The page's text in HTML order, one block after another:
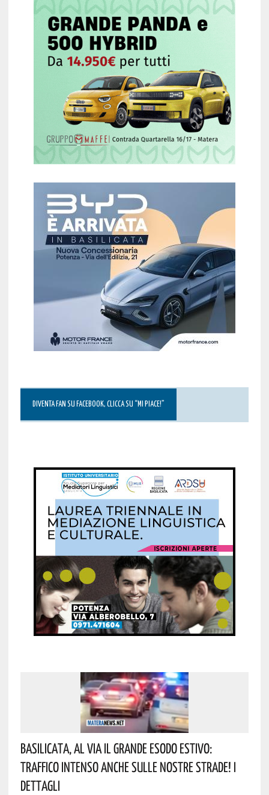
DIVENTA FAN SU FACEBOOK, CLICCA SU “MI PIACE!”
Basilicata, Al Via Il Grande Esodo Estivo:
Traffico Intenso Anche Sulle Nostre Strade! I
Dettagli